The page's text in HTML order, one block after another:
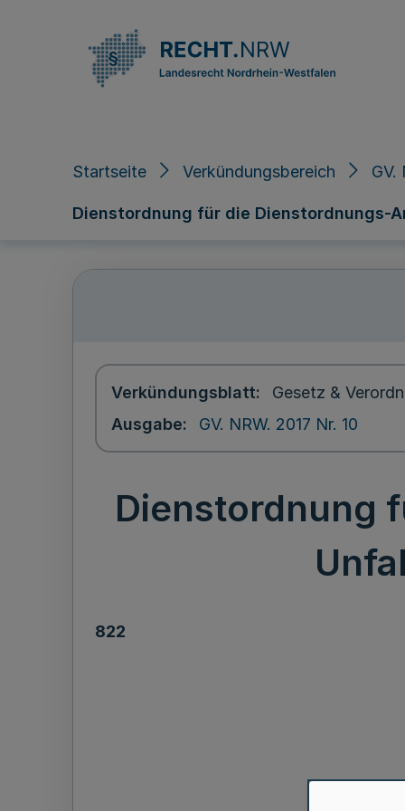
Startseite Verkündungsbereich GV.
Dienstordnung für die Dienstordnungs-
Verkündungsblatt
Gesetz &
Ausgabe
GV. NRW. 2017 Nr. 10
Dienstordnung
822